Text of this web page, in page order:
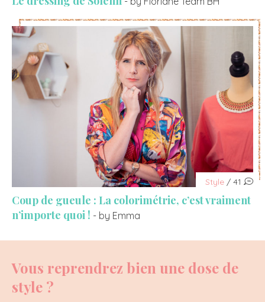
Style / 41
Coup de gueule : La colorimétrie, c’est vraiment
n’importe quoi ! - by Emma
Vous reprendrez bien une dose de
style ?